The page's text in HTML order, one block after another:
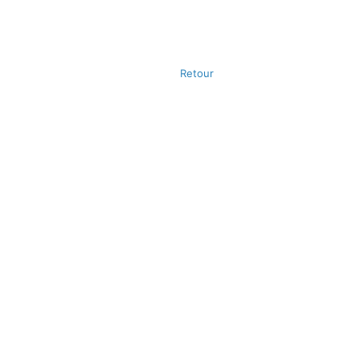
Retour